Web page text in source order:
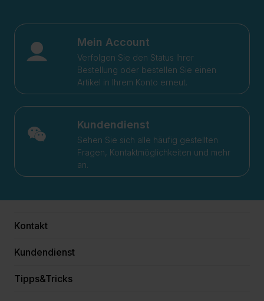
Mein Account
Verfolgen Sie den Status Ihrer
Bestellung oder bestellen Sie einen
Artikel in Ihrem Konto erneut.
Kundendienst
Sehen Sie sich alle häufig gestellten
Fragen, Kontaktmöglichkeiten und mehr
an.
Kontakt
Kundendienst
Tipps&Tricks